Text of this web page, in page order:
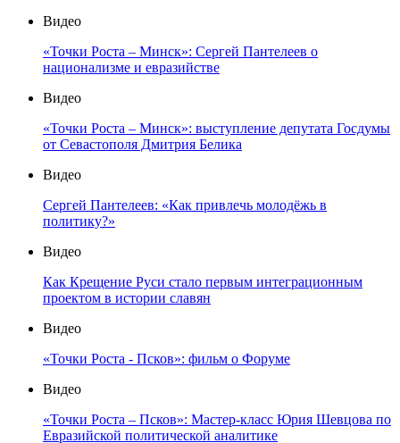
Видео
«Точки Роста – Минск»: Сергей Пантелеев о
национализме и евразийстве
Видео
«Точки Роста – Минск»: выступление депутата Госдумы
от Севастополя Дмитрия Белика
Видео
Сергей Пантелеев: «Как привлечь молодёжь в
политику?»
Видео
Как Крещение Руси стало первым интеграционным
проектом в истории славян
Видео
«Точки Роста - Псков»: фильм о Форуме
Видео
«Точки Роста – Псков»: Мастер-класс Юрия Шевцова по
Евразийской политической аналитике